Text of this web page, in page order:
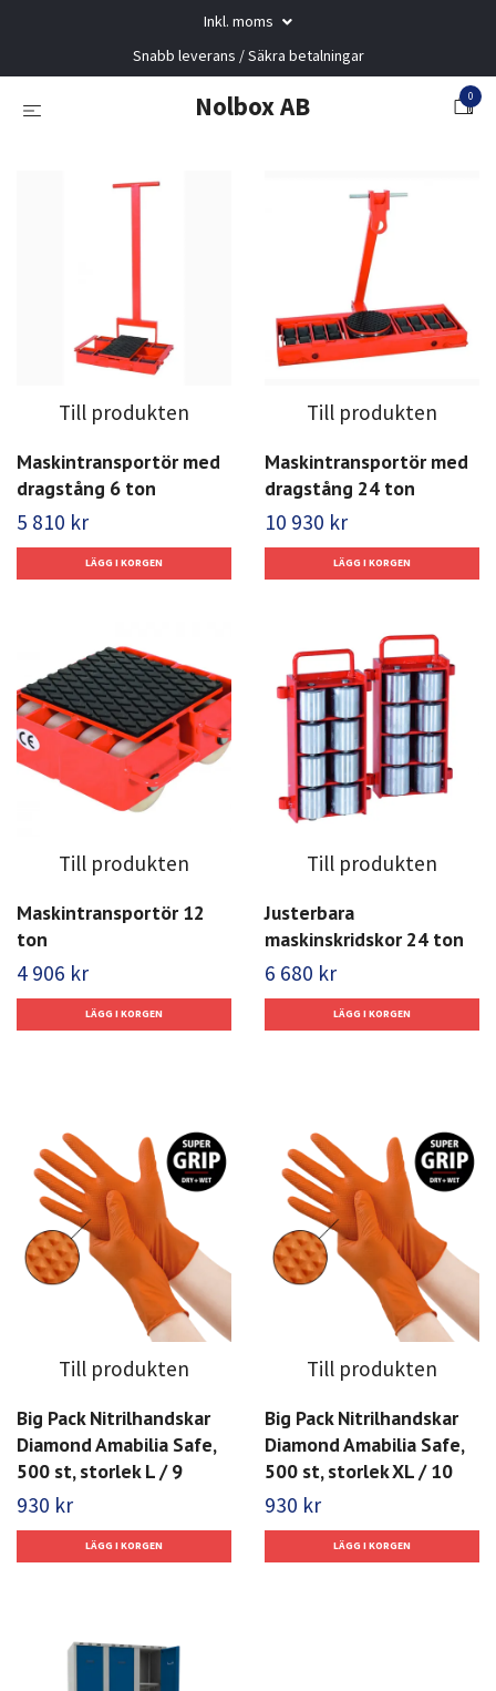
Inkl. moms
Snabb leverans / Säkra betalningar
Nolbox AB 0
Till produkten
Maskintransportör med
dragstång 6 ton
5 810 kr
Till produkten
Maskintransportör med
dragstång 24 ton
10 930 kr
Till produkten
Maskintransportör 12
ton
4 906 kr
Till produkten
Justerbara
maskinskridskor 24 ton
6 680 kr
Till produkten
Big Pack Nitrilhandskar
Diamond Amabilia Safe,
500 st, storlek L / 9
930 kr
Till produkten
Big Pack Nitrilhandskar
Diamond Amabilia Safe,
500 st, storlek XL / 10
930 kr